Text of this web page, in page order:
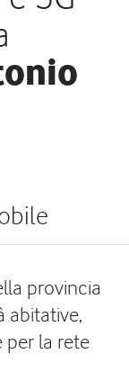
provincia
abitative,
per la rete